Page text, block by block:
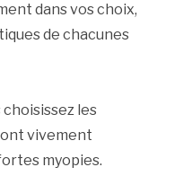
dans vos choix,
de chacunes
choisissez les
vivement
myopies.